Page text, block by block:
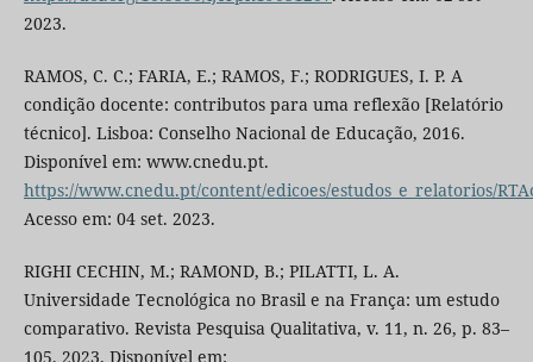
2023.
RAMOS, C. C.; FARIA, E.; RAMOS, F.; RODRIGUES, I. P. A
condição docente: contributos para uma reflexão [Relatório
técnico]. Lisboa: Conselho Nacional de Educação, 2016.
Disponível em: www.cnedu.pt.
https://www.cnedu.pt/content/edicoes/estudos_e_relatorios/
Acesso em: 04 set. 2023.
RIGHI CECHIN, M.; RAMOND, B.; PILATTI, L. A.
Universidade Tecnológica no Brasil e na França: um estudo
comparativo. Revista Pesquisa Qualitativa, v. 11, n. 26, p. 83–
105, 2023. Disponível em: